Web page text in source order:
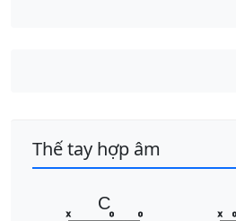
Thế tay hợp âm
C
x o o x o